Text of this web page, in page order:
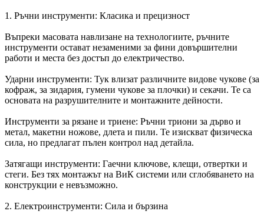
1. Ръчни инструменти: Класика и прецизност
Въпреки масовата навлизане на технологиите, ръчните
инструменти остават незаменими за фини довършителни
работи и места без достъп до електричество.
Ударни инструменти: Тук влизат различните видове чукове (за
кофраж, за зидария, гумени чукове за плочки) и секачи. Те са
основата на разрушителните и монтажните дейности.
Инструменти за рязане и триене: Ръчни триони за дърво и
метал, макетни ножове, длета и пили. Те изискват физическа
сила, но предлагат пълен контрол над детайла.
Затягащи инструменти: Гаечни ключове, клещи, отвертки и
стеги. Без тях монтажът на ВиК системи или сглобяването на
конструкции е невъзможно.
2. Електроинструменти: Сила и бързина